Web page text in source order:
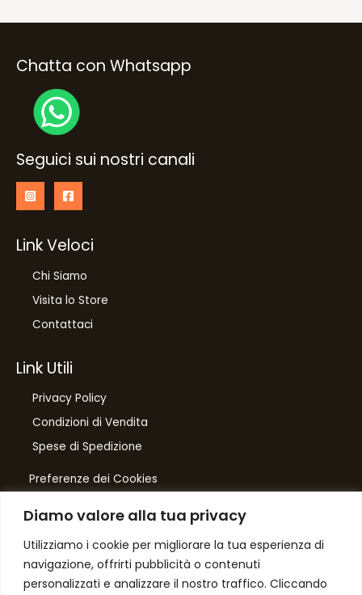
Diamo valore alla tua privacy
Utilizziamo i cookie per migliorare la tua esperienza di
navigazione, offrirti pubblicità o contenuti
personalizzati e analizzare il nostro traffico. Cliccando
Chatta con Whatsapp
Seguici sui nostri canali
Link Veloci
Chi Siamo
Visita lo Store
Contattaci
Link Utili
Privacy Policy
Condizioni di Vendita
Spese di Spedizione
Preferenze dei Cookies
Number One
di Domenico Toccacieli
Via G. Mazzini 5/C
61033 FERMIGNANO PU